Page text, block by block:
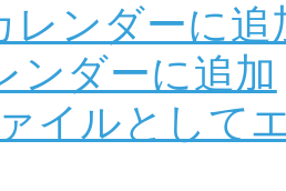
レンダーに追
ンダーに追加
イルとして